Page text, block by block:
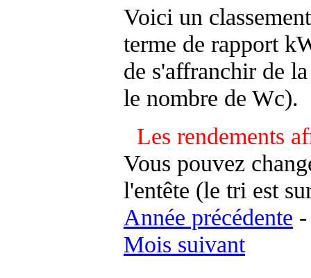
Voici un
terme de rapport
de s'affranchir de
le nombre de Wc).
Les rendements
Vous pouvez
l'entête (le tri est
Année précédente -
Mois suivant